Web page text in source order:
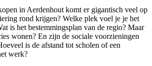
in Aerdenhout komt er gigantisch veel op
rond krijgen? Welke plek voel je je het
is het bestemmingsplan van de regio? Maar
wonen? En zijn de sociale voorzieningen
is de afstand tot scholen of een
werk?